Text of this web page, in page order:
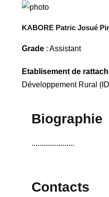
KABORE Patric Josué
Grade: Assistant
Etablisement de
Développement Rural
Biographie
......................
Contacts